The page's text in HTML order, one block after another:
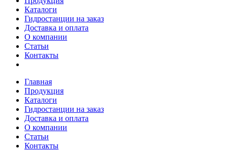
Каталоги
Гидростанции на заказ
Доставка и оплата
О компании
Статьи
Контакты
Главная
Продукция
Каталоги
Гидростанции на заказ
Доставка и оплата
О компании
Статьи
Контакты